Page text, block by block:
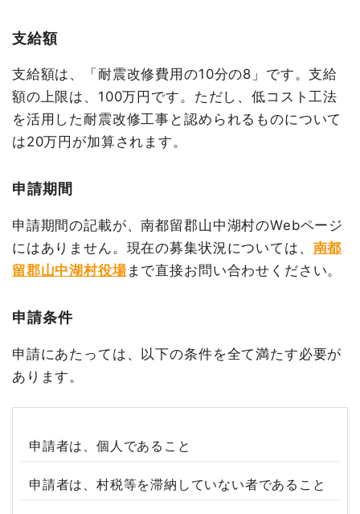
支給額
支給額は、「耐震改修費用の10分の8」です。支給
額の上限は、100万円です。ただし、低コスト工法
を活用した耐震改修工事と認められるものについて
は20万円が加算されます。
申請期間
申請期間の記載が、南都留郡山中湖村のWebページ
にはありません。現在の募集状況については、 南都
留郡山中湖村役場まで直接お問い合わせください。
申請条件
申請にあたっては、以下の条件を全て満たす必要が
あります。
申請者は、個人であること
申請者は、村税等を滞納していない者であること